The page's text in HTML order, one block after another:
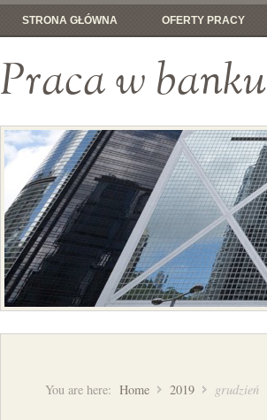
STRONA GŁÓWNA OFERTY PRACY
Praca w banku
You are here: Home 2019 grudzień